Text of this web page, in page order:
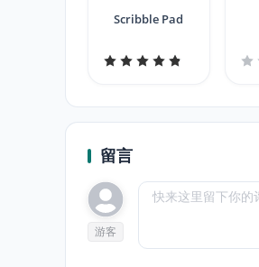
Scribble Pad
留言
游客